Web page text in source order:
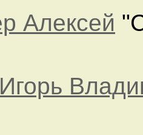
Алексей